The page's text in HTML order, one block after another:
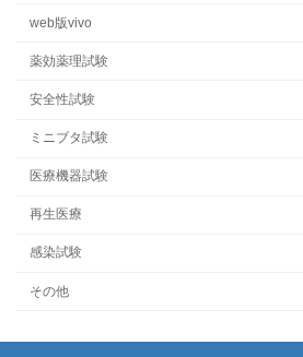
web版vivo
薬効薬理試験
安全性試験
ミニブタ試験
医療機器試験
再生医療
感染試験
その他